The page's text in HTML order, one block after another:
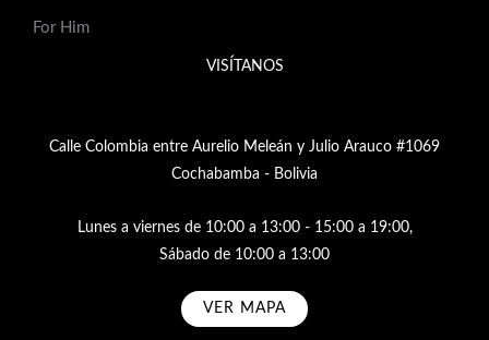
For Him
VISÍTANOS
Calle Colombia entre Aurelio Meleán y Julio Arauco #1069
Cochabamba - Bolivia
Lunes a viernes de 10:00 a 13:00 - 15:00 a 19:00,
Sábado de 10:00 a 13:00
VER MAPA